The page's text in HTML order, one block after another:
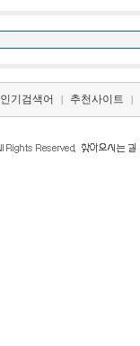
인기검색어 | 추천사이트 |